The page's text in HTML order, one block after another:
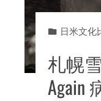
日米文化
札幌
Again